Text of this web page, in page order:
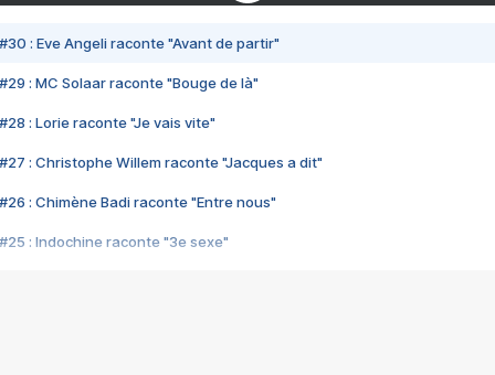
#30 : Eve Angeli raconte "Avant de partir"
#29 : MC Solaar raconte "Bouge de là"
#28 : Lorie raconte "Je vais vite"
#27 : Christophe Willem raconte "Jacques a dit"
#26 : Chimène Badi raconte "Entre nous"
#25 : Indochine raconte "3e sexe"